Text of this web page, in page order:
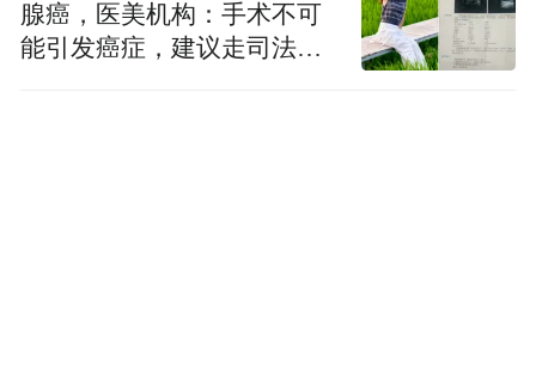
腺癌，医美机构：手术不可
能引发癌症，建议走司法途